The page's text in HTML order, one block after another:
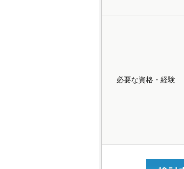
必要な資格・経験